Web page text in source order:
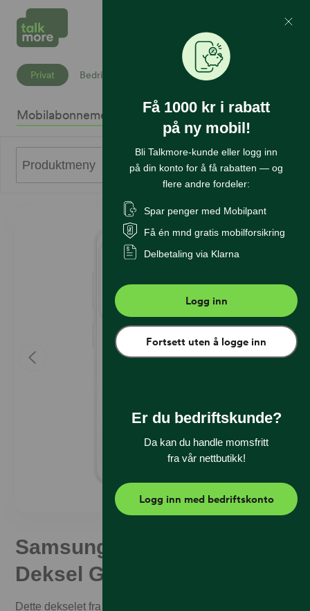
Mine Sider
Privat Bedrift
Mobilabonnement Mobiltelefoner InternettSikkerhet
Produktmeny
Samsung Klar Magnet
Deksel Galaxy S26+
Dette dekselet fra Samsung er designet for å la
Få 1000 kr i rabatt
på ny mobil!
Bli Talkmore-kunde eller logg inn
på din konto for å få rabatten — og
flere andre fordeler:
Spar penger med Mobilpant
Få én mnd gratis mobilforsikring
Delbetaling via Klarna
Logg inn
Fortsett uten å logge inn
Er du bedriftskunde?
Da kan du handle momsfritt
fra vår nettbutikk!
Logg inn med bedriftskonto